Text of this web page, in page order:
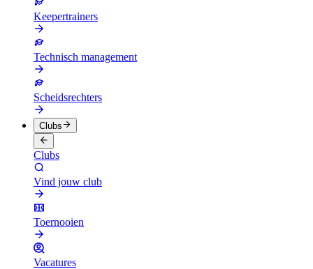
Keepertrainers
Technisch management
Scheidsrechters
Clubs
Clubs
Vind jouw club
Toernooien
Vacatures